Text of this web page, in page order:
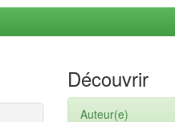
Découvrir
Auteur(e)